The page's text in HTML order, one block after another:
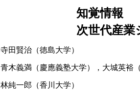
知覚情報
次世代産業
寺田賢治（徳島大学）
青木義満（慶應義塾大学），大城英裕
林純一郎（香川大学）